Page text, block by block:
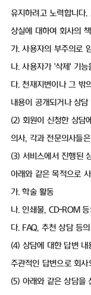
유지하려고 노력합니다
상실에 대하여 회사의
가. 사용자의 부주의로
나. 사용자가 '삭제' 기
다. 천재지변이나 그 밖
내용이 공개되거나 상
(2) 회원이 신청한 상담
의사, 각과 전문의사들
(3) 서비스에서 진행된
아래와 같은 목적으로
가. 학술 활동
나. 인쇄물, CD-ROM
다. FAQ, 추천 상담 등
(4) 상담에 대한 답변
주관적인 답변으로 회
(5) 아래와 같은 상담을